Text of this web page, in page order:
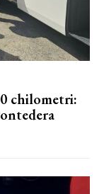
chilometri: